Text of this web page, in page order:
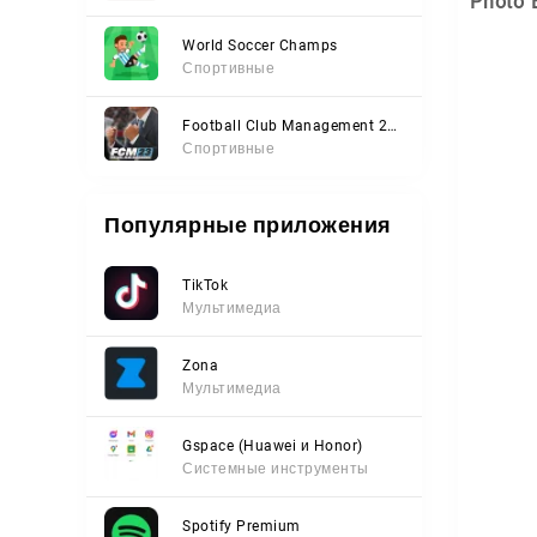
World Soccer Champs
Спортивные
Football Club Management 2023
Спортивные
Популярные приложения
TikTok
Мультимедиа
Zona
Мультимедиа
Gspace (Huawei и Honor)
Системные инструменты
Spotify Premium